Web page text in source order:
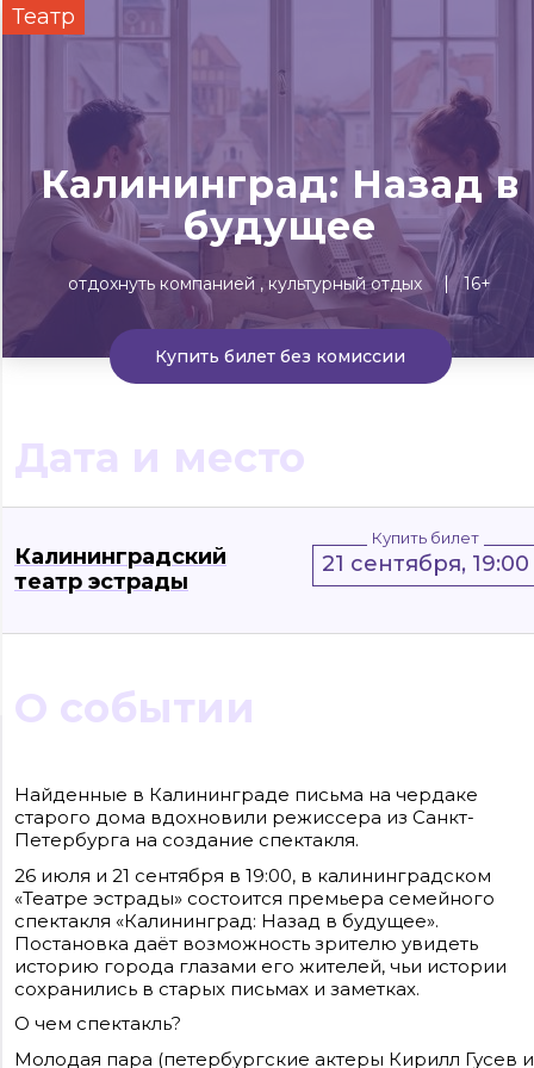
#билеты без комиссии
Завтра
Событиям
Концерты Театр Детям Выставки
Театр
Калининград: Назад в
будущее
отдохнуть компанией культурный отдых 16+
Купить билет без комиссии
Дата и место
Калининградский
театр эстрады
Купить билет
21 сентября, 19:00
О событии
Найденные в Калининграде письма на чердаке
старого дома вдохновили режиссера из Санкт-
Петербурга на создание спектакля.
26 июля и 21 сентября в 19:00, в калининградском
«Театре эстрады» состоится премьера семейного
спектакля «Калининград: Назад в будущее».
Постановка даёт возможность зрителю увидеть
историю города глазами его жителей, чьи истории
сохранились в старых письмах и заметках.
О чем спектакль?
Молодая пара (петербургские актеры Кирилл Гусев и
Контакты редакции: +7(4012) 310-124, news@klops.ru. Реклама: +7 (931) 107 50 00,
reklama@klops.ru. Афиша: +7(967) 351 20 51, reklama@klops.ru
Адрес редакции и учредителя: г. Калининград, ул. Рокоссовского, 16/18, пом. I,
оф. 2
Сетевое издание "Klops.ru", регистрационный номер и дата принятия
зарегистрировано Федеральной службой по надзору в сфере связи,
информационных технологий и массовых коммуникаций (Роскомнадзор).
Учредитель: ООО "Русская медиагруппа "Западная Пресса". Главный
Фомченкова Кристина Владимировна
Материалы сайта, подписанные «CC 4.0» доступны по
лицензии Creative Commons «Attribution-ShareAlike»
(«Атрибуция — На тех же условиях») 4.0 Всемирная
Для использования остальных материалов необходимо
письменное согласие правообладателя
Политика в отношении обработки персональных